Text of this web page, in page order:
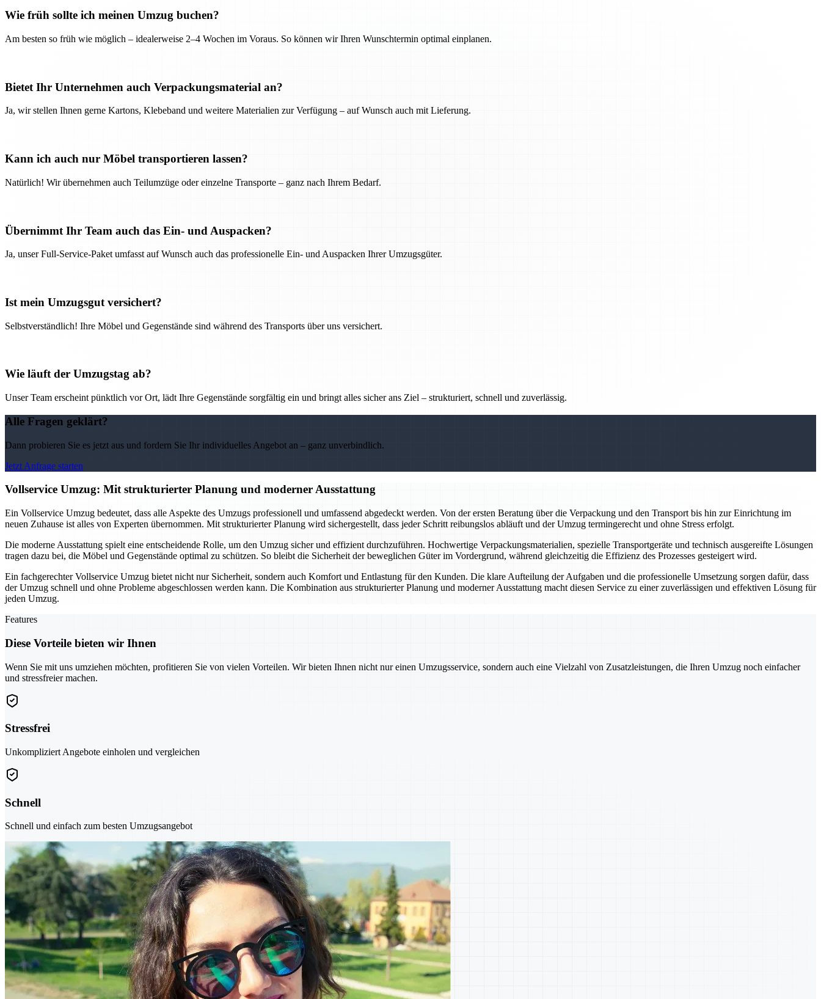
Wie früh sollte ich meinen Umzug buchen?
Am besten so früh wie möglich – idealerweise 2–4 Wochen im Voraus. So können wir Ihren Wunschtermin optimal einplanen.
Bietet Ihr Unternehmen auch Verpackungsmaterial an?
Ja, wir stellen Ihnen gerne Kartons, Klebeband und weitere Materialien zur Verfügung – auf Wunsch auch mit Lieferung.
Kann ich auch nur Möbel transportieren lassen?
Natürlich! Wir übernehmen auch Teilumzüge oder einzelne Transporte – ganz nach Ihrem Bedarf.
Übernimmt Ihr Team auch das Ein- und Auspacken?
Ja, unser Full-Service-Paket umfasst auf Wunsch auch das professionelle Ein- und Auspacken Ihrer Umzugsgüter.
Ist mein Umzugsgut versichert?
Selbstverständlich! Ihre Möbel und Gegenstände sind während des Transports über uns versichert.
Wie läuft der Umzugstag ab?
Unser Team erscheint pünktlich vor Ort, lädt Ihre Gegenstände sorgfältig ein und bringt alles sicher ans Ziel – strukturiert, schnell und zuverlässig.
Alle Fragen geklärt?
Dann probieren Sie es jetzt aus und fordern Sie Ihr individuelles Angebot an – ganz unverbindlich.
Jetzt Anfrage starten
Vollservice Umzug: Mit strukturierter Planung und moderner Ausstattung
Ein Vollservice Umzug bedeutet, dass alle Aspekte des Umzugs professionell und umfassend abgedeckt werden. Von der ersten Beratung über die Verpackung und den Transport bis hin zur Einrichtung im
neuen Zuhause ist alles von Experten übernommen. Mit strukturierter Planung wird sichergestellt, dass jeder Schritt reibungslos abläuft und der Umzug termingerecht und ohne Stress erfolgt.
Die moderne Ausstattung spielt eine entscheidende Rolle, um den Umzug sicher und effizient durchzuführen. Hochwertige Verpackungsmaterialien, spezielle Transportgeräte und technisch ausgereifte Lösungen
tragen dazu bei, die Möbel und Gegenstände optimal zu schützen. So bleibt die Sicherheit der beweglichen Güter im Vordergrund, während gleichzeitig die Effizienz des Prozesses gesteigert wird.
Ein fachgerechter Vollservice Umzug bietet nicht nur Sicherheit, sondern auch Komfort und Entlastung für den Kunden. Die klare Aufteilung der Aufgaben und die professionelle Umsetzung sorgen dafür, dass
der Umzug schnell und ohne Probleme abgeschlossen werden kann. Die Kombination aus strukturierter Planung und moderner Ausstattung macht diesen Service zu einer zuverlässigen und effektiven Lösung für
jeden Umzug.
Features
Diese Vorteile bieten wir Ihnen
Wenn Sie mit uns umziehen möchten, profitieren Sie von vielen Vorteilen. Wir bieten Ihnen nicht nur einen Umzugsservice, sondern auch eine Vielzahl von Zusatzleistungen, die Ihren Umzug noch einfacher
und stressfreier machen.
Stressfrei
Unkompliziert Angebote einholen und vergleichen
Schnell
Schnell und einfach zum besten Umzugsangebot